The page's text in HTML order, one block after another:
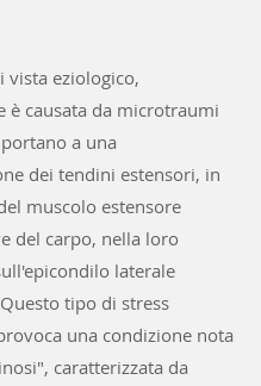
vista eziologico,
è causata da microtraumi
a una
dei tendini estensori, in
muscolo estensore
del carpo, nella loro
laterale
tipo di stress
una condizione nota
caratterizzata da